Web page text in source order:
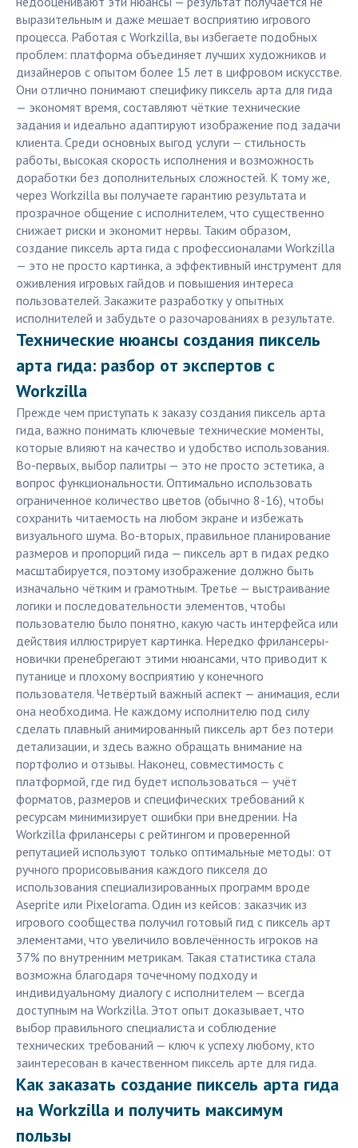
выразительным и даже мешает восприятию игрового
процесса. Работая с Workzilla, вы избегаете подобных
проблем: платформа объединяет лучших художников и
дизайнеров с опытом более 15 лет в цифровом искусстве.
Они отлично понимают специфику пиксель арта для гида
— экономят время, составляют чёткие технические
задания и идеально адаптируют изображение под задачи
клиента. Среди основных выгод услуги — стильность
работы, высокая скорость исполнения и возможность
доработки без дополнительных сложностей. К тому же,
через Workzilla вы получаете гарантию результата и
прозрачное общение с исполнителем, что существенно
снижает риски и экономит нервы. Таким образом,
создание пиксель арта гида с профессионалами Workzilla
— это не просто картинка, а эффективный инструмент для
оживления игровых гайдов и повышения интереса
пользователей. Закажите разработку у опытных
исполнителей и забудьте о разочарованиях в результате.
Технические нюансы создания пиксель
арта гида: разбор от экспертов с
Workzilla
Прежде чем приступать к заказу создания пиксель арта
гида, важно понимать ключевые технические моменты,
которые влияют на качество и удобство использования.
Во-первых, выбор палитры — это не просто эстетика, а
вопрос функциональности. Оптимально использовать
ограниченное количество цветов (обычно 8-16), чтобы
сохранить читаемость на любом экране и избежать
визуального шума. Во-вторых, правильное планирование
размеров и пропорций гида — пиксель арт в гидах редко
масштабируется, поэтому изображение должно быть
изначально чётким и грамотным. Третье — выстраивание
логики и последовательности элементов, чтобы
пользователю было понятно, какую часть интерфейса или
действия иллюстрирует картинка. Нередко фрилансеры-
новички пренебрегают этими нюансами, что приводит к
путанице и плохому восприятию у конечного
пользователя. Четвёртый важный аспект — анимация, если
она необходима. Не каждому исполнителю под силу
сделать плавный анимированный пиксель арт без потери
детализации, и здесь важно обращать внимание на
портфолио и отзывы. Наконец, совместимость с
платформой, где гид будет использоваться — учёт
форматов, размеров и специфических требований к
ресурсам минимизирует ошибки при внедрении. На
Workzilla фрилансеры с рейтингом и проверенной
репутацией используют только оптимальные методы: от
ручного прорисовывания каждого пикселя до
использования специализированных программ вроде
Aseprite или Pixelorama. Один из кейсов: заказчик из
игрового сообщества получил готовый гид с пиксель арт
элементами, что увеличило вовлечённость игроков на
37% по внутренним метрикам. Такая статистика стала
возможна благодаря точечному подходу и
индивидуальному диалогу с исполнителем — всегда
доступным на Workzilla. Этот опыт доказывает, что
выбор правильного специалиста и соблюдение
технических требований — ключ к успеху любому, кто
заинтересован в качественном пиксель арте для гида.
Как заказать создание пиксель арта гида
на Workzilla и получить максимум
пользы